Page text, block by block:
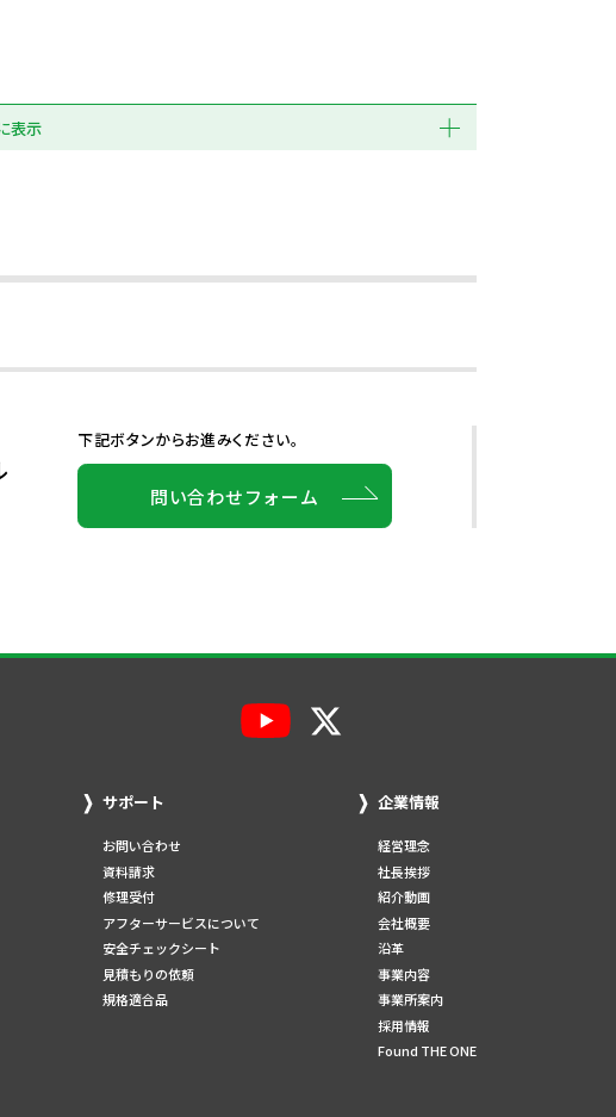
表示
下記ボタンからお進みください。
問い合わせフォーム
サポート
お問い合わせ
資料請求
修理受付
アフターサービスについて
安全チェックシート
見積もりの依頼
規格適合品
企業情報
経営理念
社長挨拶
紹介動画
会社概要
沿革
事業内容
事業所案内
採用情報
Found THE ONE